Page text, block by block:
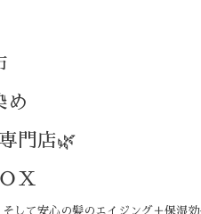
め
門店🌿
Ｘ
して安心の髪のエイジング＋保湿